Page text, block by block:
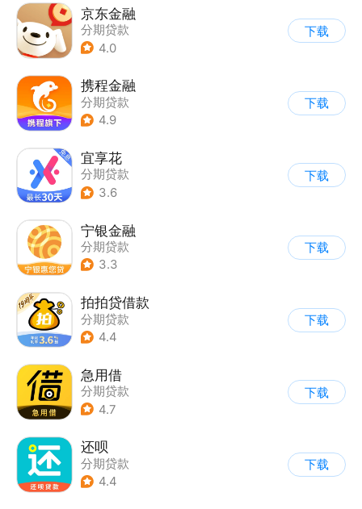
京东金融
分期贷款
4.0
下载
携程金融
分期贷款
4.9
下载
宜享花
分期贷款
3.6
下载
宁银金融
分期贷款
3.3
下载
拍拍贷借款
分期贷款
4.4
下载
急用借
分期贷款
4.7
下载
还呗
分期贷款
4.4
下载